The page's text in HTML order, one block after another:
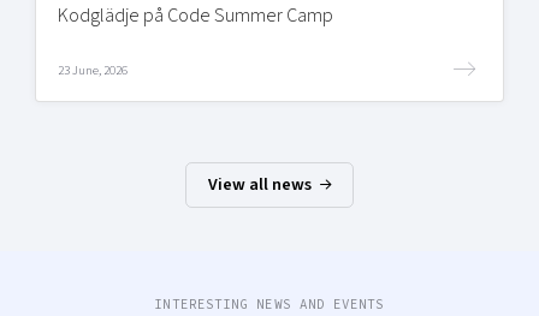
Kodglädje på Code Summer Camp
23 June, 2026
View all news
INTERESTING NEWS AND EVENTS